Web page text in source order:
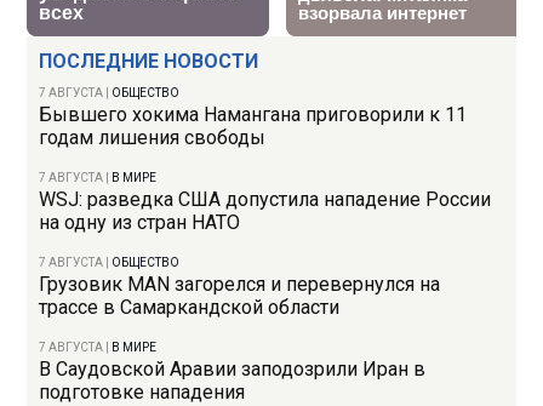
ПОСЛЕДНИЕ НОВОСТИ
7 АВГУСТА ОБЩЕСТВО
Бывшего хокима Намангана приговорили к 11
годам лишения свободы
7 АВГУСТА В МИРЕ
WSJ: разведка США допустила нападение России
на одну из стран НАТО
7 АВГУСТА ОБЩЕСТВО
Грузовик MAN загорелся и перевернулся на
трассе в Самаркандской области
7 АВГУСТА В МИРЕ
В Саудовской Аравии заподозрили Иран в
подготовке нападения